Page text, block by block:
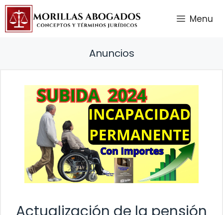
Saltar
contenido
Menu
Anuncios